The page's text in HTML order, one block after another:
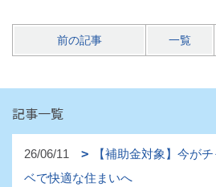
前の記事 一覧
記事一覧
26/06/11
【補助金対象】今が
ベで快適な住まいへ